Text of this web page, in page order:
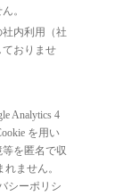
。
内利用（社
おりませ
Analytics 4
を用い
を匿名で収
ません。
シーポリシ